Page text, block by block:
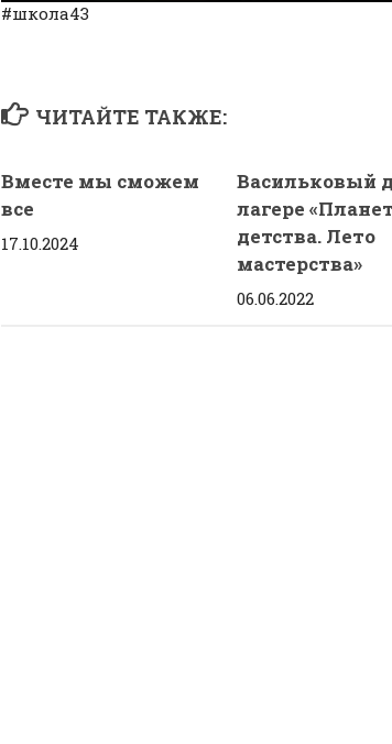
#школа43
ЧИТАЙТЕ ТАКЖЕ:
Вместе мы сможем
все
17.10.2024
Васильковый
лагере
детства. Лето
мастерства»
06.06.2022